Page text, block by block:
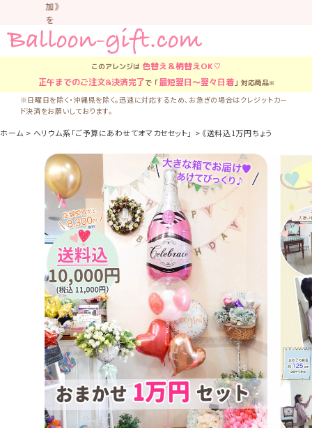
加》
を
お
す
す
し
て
い
す。
中
な
ど
置
か
な
い
よ
う
気
を
つ
け
て
楽
し
ん
で
く
だ
このアレンジは 色替え＆柄替えOK♡
正午までのご注文&決済完了で「最短翌日〜翌々日着」対応商品※
※日曜日を除く・沖縄県を除く。迅速に対応するため、お急ぎの場合はクレジットカー
ド決済をお願いしております。
ホーム ヘリウム系「ご予算にあわせてオマカセセット」 《送料込1万円ちょうど》お得